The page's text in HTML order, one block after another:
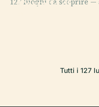
Castello di
Tutti i 127